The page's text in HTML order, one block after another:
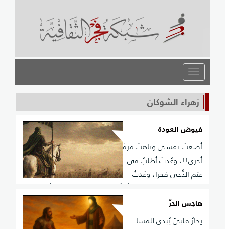
القائمة
زهراء الشوكان
فيوض العودة
أضعتُ نفسـي وتاهتْ مرةً
أخرى!!، وعُدتُ أطلبُ في
عَتمِ الدُّجى فجرَا، وعُدتُ
في عَاشرٍ مملؤةً شَجنًا، أعبُّ مِنْ مقلتي: ما دمعَهُ أجرَى،
وعُدتُ ألفحُ طيبًا فيَّ تنشرهُ، أطيافُ ذِكراه إذْ في خافقي
تترَى، وعُدتُ أشربُ ماءَ الحزنِ مِنْ يدهِ، وأُنبتُ الشّجوَ في
هاجس الحرّ
يحارُ قلبيَ يُبدي للمسا